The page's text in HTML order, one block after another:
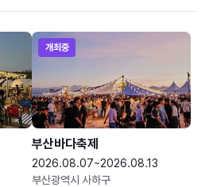
개최중
부산바다축제
2026.08.07~2026.08.13
부산광역시 사하구